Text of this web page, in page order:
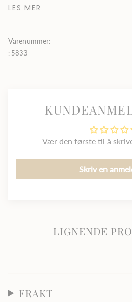
Sten:
spesielle anledninger.
LES MER
Varenummer:
: 5833
Vær den første til å
Skriv en
LIGNENDE
FRAKT